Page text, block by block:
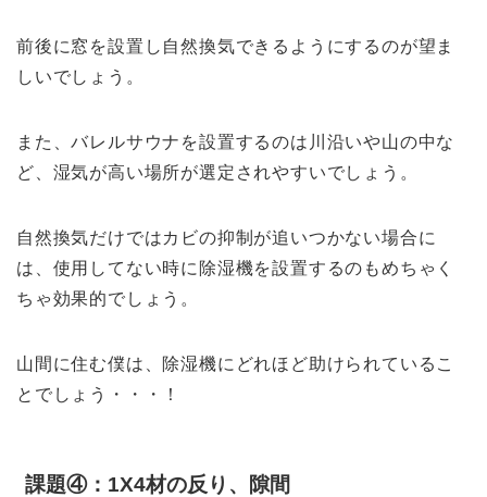
前後に窓を設置し自然換気できるようにするのが望ま
しいでしょう。
また、バレルサウナを設置するのは川沿いや山の中な
ど、湿気が高い場所が選定されやすいでしょう。
自然換気だけではカビの抑制が追いつかない場合に
は、使用してない時に除湿機を設置するのもめちゃく
ちゃ効果的でしょう。
山間に住む僕は、除湿機にどれほど助けられているこ
とでしょう・・・！
課題④：1X4材の反り、隙間